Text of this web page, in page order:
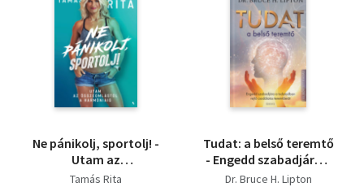
Ne pánikolj, sportolj! -
Utam az
összeomlástól a
Tamás Rita
Tudat: a belső teremtő
- Engedd szabadjára a
tudatodban rejlő
Dr. Bruce H. Lipton